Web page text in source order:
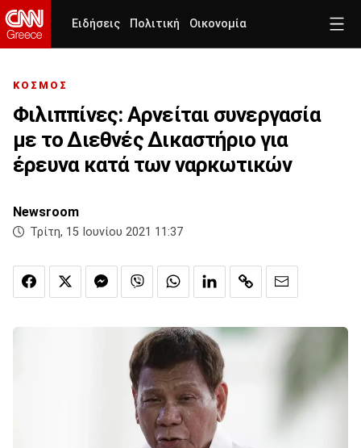
Ειδήσεις Πολιτική Οικονομία
ΚΟΣΜΟΣ
Φιλιππίνες: Αρνείται συνεργασία
με το Διεθνές Δικαστήριο για
έρευνα κατά των ναρκωτικών
Newsroom
Τρίτη, 15 Ιουνίου 2021 11:37